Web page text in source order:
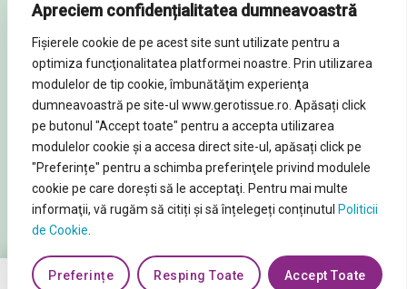
Apreciem confidențialitatea dumneavoastră
Fișierele cookie de pe acest site sunt utilizate pentru a
optimiza funcţionalitatea platformei noastre. Prin utilizarea
modulelor de tip cookie, îmbunătăţim experienţa
dumneavoastră pe site-ul www.gerotissue.ro. Apăsați click
pe butonul "Accept toate" pentru a accepta utilizarea
modulelor cookie şi a accesa direct site-ul, apăsați click pe
"Preferințe" pentru a schimba preferinţele privind modulele
cookie pe care doreşti să le acceptaţi. Pentru mai multe
informaţii, vă rugăm să citiți și să înțelegeți conținutul Politicii
de Cookie
Preferințe Resping Toate Accept Toate
Str. Al. Ioan Cuza nr. 23,
Sat Păuleștii Noi, Comuna Păulești,
Prahova - ROMÂNIA
© Soluții profesionale igienă și curățenie 2026. Toate
Drepturile rezervate
0